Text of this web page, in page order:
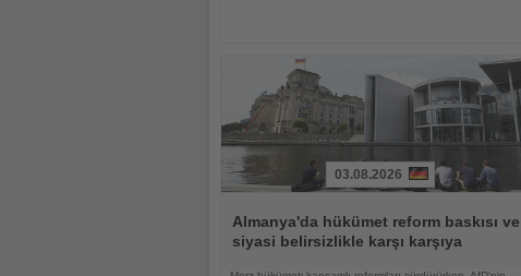
Oku
03.08.2026
Almanya'da hükümet reform baskısı ve
siyasi belirsizlikle karşı karşıya